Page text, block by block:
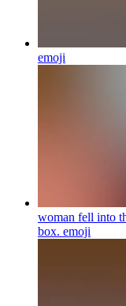
emoji
woman fell into
box. emoji